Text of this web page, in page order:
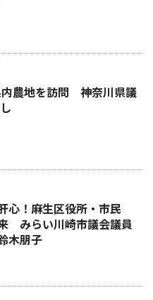
農地を訪問 神奈川県議
！麻生区役所・市民
みらい川崎市議会議員
木朋子